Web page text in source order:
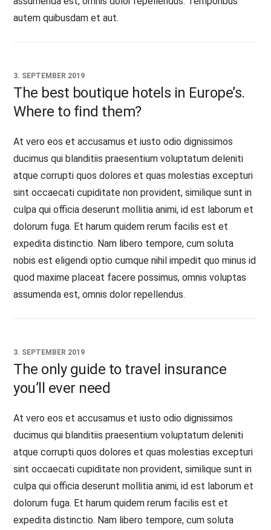
autem quibusdam et aut.
3. SEPTEMBER 2019
The best boutique hotels in Europe’s.
Where to find them?
At vero eos et accusamus et iusto odio dignissimos
ducimus qui blanditiis praesentium voluptatum deleniti
atque corrupti quos dolores et quas molestias excepturi
sint occaecati cupiditate non provident, similique sunt in
culpa qui officia deserunt mollitia animi, id est laborum et
dolorum fuga. Et harum quidem rerum facilis est et
expedita distinctio. Nam libero tempore, cum soluta
nobis est eligendi optio cumque nihil impedit quo minus id
quod maxime placeat facere possimus, omnis voluptas
assumenda est, omnis dolor repellendus.
3. SEPTEMBER 2019
The only guide to travel insurance
you’ll ever need
At vero eos et accusamus et iusto odio dignissimos
ducimus qui blanditiis praesentium voluptatum deleniti
atque corrupti quos dolores et quas molestias excepturi
sint occaecati cupiditate non provident, similique sunt in
culpa qui officia deserunt mollitia animi, id est laborum et
dolorum fuga. Et harum quidem rerum facilis est et
expedita distinctio. Nam libero tempore, cum soluta